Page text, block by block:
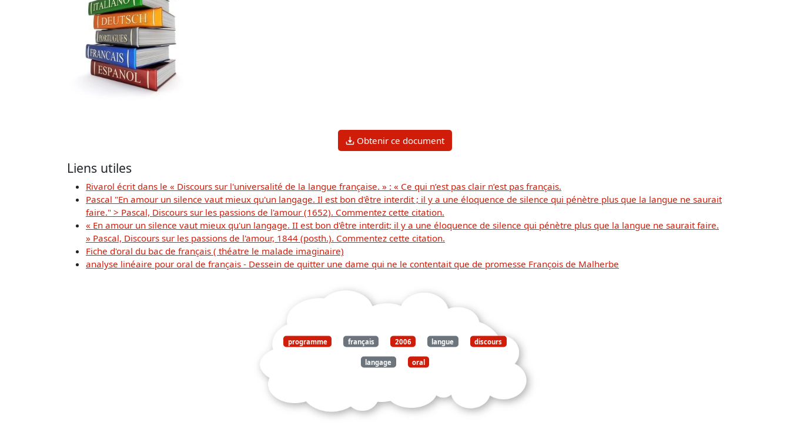
Obtenir ce document
Liens utiles
Rivarol écrit dans le « Discours sur l'universalité de la langue française. » : « Ce qui n’est pas clair n’est pas français.
Pascal "En amour un silence vaut mieux qu'un langage. Il est bon d'être interdit ; il y a une éloquence de silence qui pénètre plus que la langue ne saurait
faire." > Pascal, Discours sur les passions de l'amour (1652). Commentez cette citation.
« En amour un silence vaut mieux qu'un langage. II est bon d'être interdit; il y a une éloquence de silence qui pénètre plus que la langue ne saurait faire.
» Pascal, Discours sur les passions de l'amour, 1844 (posth.). Commentez cette citation.
Fiche d'oral du bac de français ( théatre le malade imaginaire)
analyse linéaire pour oral de français - Dessein de quitter une dame qui ne le contentait que de promesse François de Malherbe
programme français 2006 langue discours
langage oral